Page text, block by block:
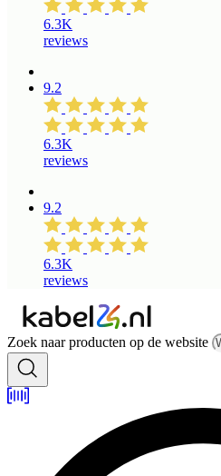
6.3K
reviews
9.2
6.3K
reviews
9.2
6.3K
reviews
Zoek naar producten op de website